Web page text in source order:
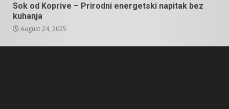
Sok od Koprive – Prirodni energetski napitak bez
kuhanja
August 24, 2025